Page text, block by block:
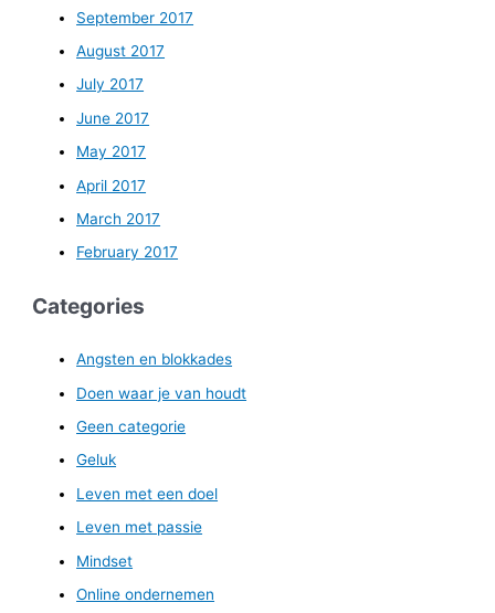
September 2017
August 2017
July 2017
June 2017
May 2017
April 2017
March 2017
February 2017
Categories
Angsten en blokkades
Doen waar je van houdt
Geen categorie
Geluk
Leven met een doel
Leven met passie
Mindset
Online ondernemen